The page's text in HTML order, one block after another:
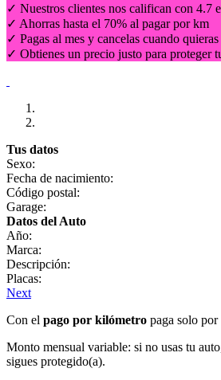
✓ Nuestros clientes nos califican con 4.7
✓ Ahorras hasta el 70% al pagar por km
✓ Pagas al mes y cancelas cuando quieras
✓ Obtienes un precio justo para proteger
Tus datos
Sexo:
Fecha de nacimiento:
Código postal:
Garage:
Datos del Auto
Año:
Marca:
Descripción:
Placas:
Next
Con el pago por kilómetro paga solo
Monto mensual variable: si no usas tu
sigues protegido(a).